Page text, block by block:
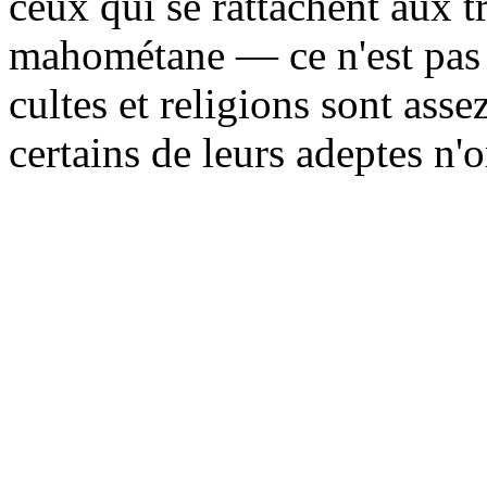
mahométane — ce n'est
cultes et religions sont
certains de leurs adeptes